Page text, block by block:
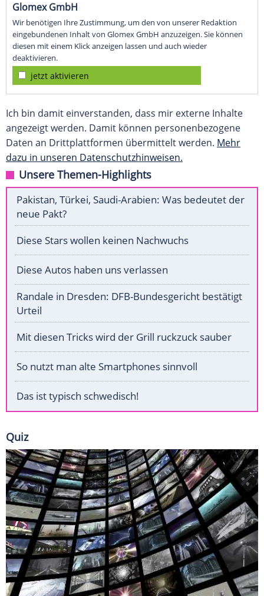
Glomex GmbH
Wir benötigen Ihre Zustimmung, um den von unserer Redaktion
eingebundenen Inhalt von Glomex GmbH anzuzeigen. Sie können
diesen mit einem Klick anzeigen lassen und auch wieder
deaktivieren.
jetzt aktivieren
Ich bin damit einverstanden, dass mir externe Inhalte
angezeigt werden. Damit können personenbezogene
Daten an Drittplattformen übermittelt werden. Mehr
dazu in unseren Datenschutzhinweisen.
Unsere Themen-Highlights
Pakistan, Türkei, Saudi-Arabien: Was bedeutet der
neue Pakt?
Diese Stars wollen keinen Nachwuchs
Diese Autos haben uns verlassen
Randale in Dresden: DFB-Bundesgericht bestätigt
Urteil
Mit diesen Tricks wird der Grill ruckzuck sauber
So nutzt man alte Smartphones sinnvoll
Das ist typisch schwedisch!
Quiz